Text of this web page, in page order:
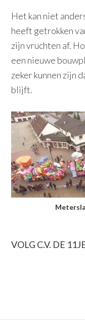
Het kan niet
heeft getrokken
zijn vruchten af.
een nieuwe
zeker kunnen zijn
blijft.
PRIMAIRE
VOLG C.V. DE